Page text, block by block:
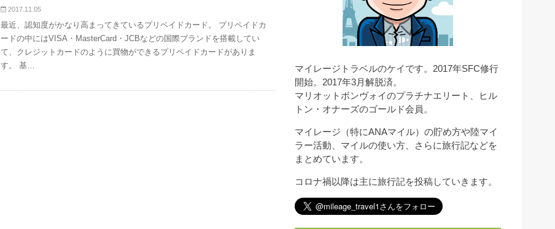
2017.11.05
最近、認知度がかなり高まってきているプリペイドカード。 プリペイドカ
ードの中にはVISA・MasterCard・JCBなどの国際ブランドを搭載してい
て、クレジットカードのように買物ができるプリペイドカードがありま
す。 基…
マイレージトラベルのケイです。2017年SFC修行
開始。2017年3月解脱済。
マリオットボンヴォイのプラチナエリート、ヒル
トン・オナーズのゴールド会員。
マイレージ（特にANAマイル）の貯め方や陸マイ
ラー活動、マイルの使い方、さらに旅行記などを
まとめています。
コロナ禍以降は主に旅行記を投稿していきます。